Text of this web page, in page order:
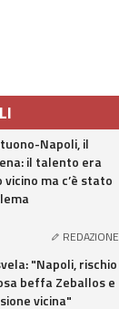
Napoli, il
il talento era
vicino ma c’è stato
REDAZIONE
"Napoli, rischio
beffa Zeballos e
vicina"